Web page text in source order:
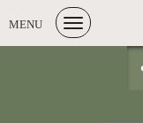
MENU